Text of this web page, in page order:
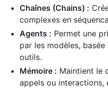
Chaînes (Chains) :
complexes en
Agents : Permet une
par les modèles, basée
outils.
Mémoire : Maintient le
appels ou interactions,